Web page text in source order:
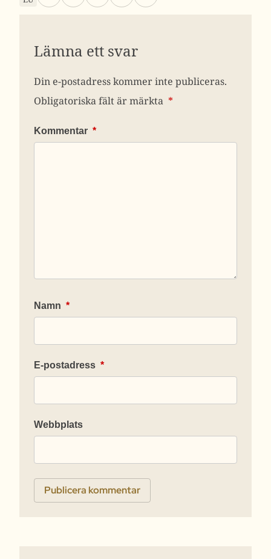
Lämna ett svar
Din e-postadress kommer inte publiceras.
Obligatoriska fält är märkta *
Kommentar *
Namn *
E-postadress *
Webbplats